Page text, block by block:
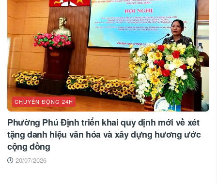
CHUYỂN ĐỘNG 24H
Phường Phú Định triển khai quy định mới về xét
tặng danh hiệu văn hóa và xây dựng hương ước
cộng đồng
20/07/2026